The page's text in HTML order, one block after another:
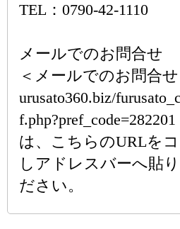
TEL：0790-42-1110
メールでのお問合せ
＜メールでのお問合
urusato360.biz/
は、こちらのURLを
しアドレスバーへ貼
ださい。